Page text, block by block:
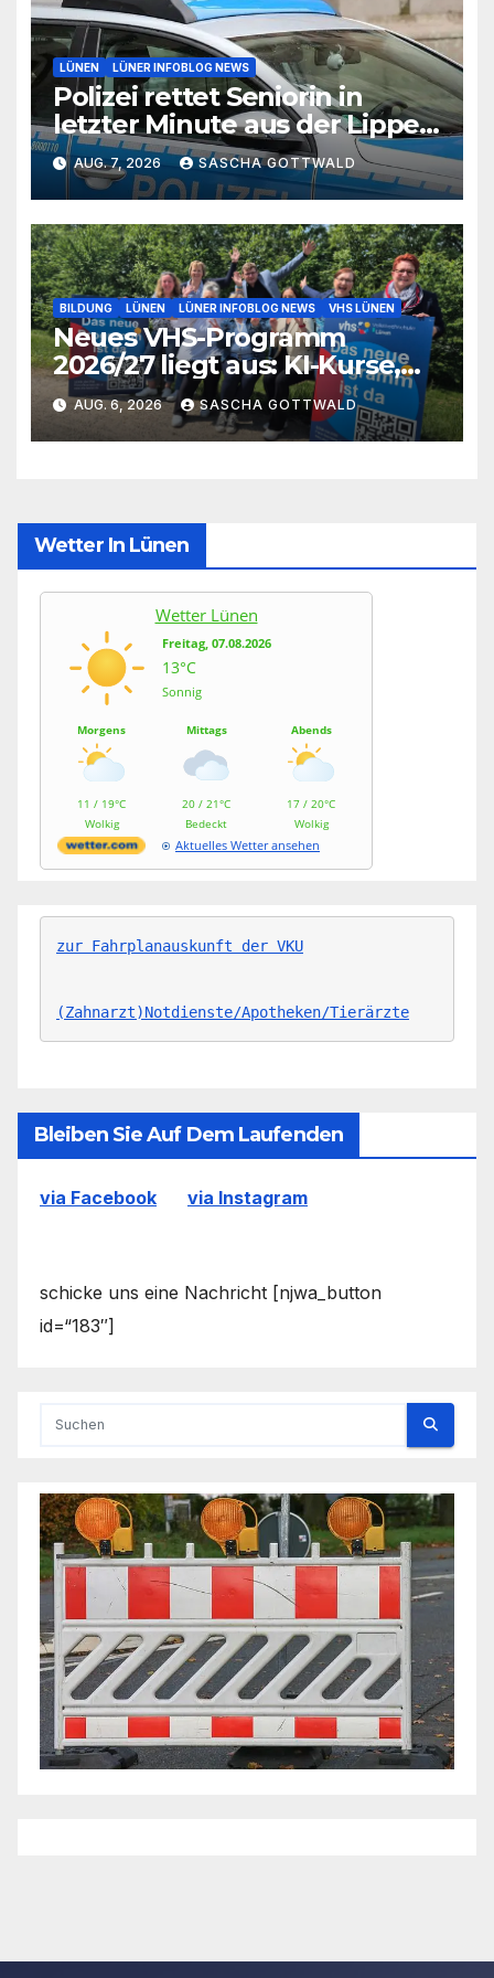
LÜNEN LÜNER INFOBLOG NEWS
Polizei rettet Seniorin in
letzter Minute aus der Lippe
bei Lünen
AUG. 7, 2026 SASCHA GOTTWALD
BILDUNG LÜNEN LÜNER INFOBLOG NEWS VHS LÜNEN
Neues VHS-Programm
2026/27 liegt aus: KI-Kurse,
IGA-Guides und neue
Formate
AUG. 6, 2026 SASCHA GOTTWALD
Wetter In Lünen
Wetter Lünen
Freitag, 07.08.2026
13°C
Sonnig
Morgens
11 / 19°C
Wolkig
Mittags
20 / 21°C
Bedeckt
Abends
17 / 20°C
Wolkig
Aktuelles Wetter ansehen
zur Fahrplanauskunft der VKU
(Zahnarzt)Notdienste/Apotheken/Tierärzte
Bleiben Sie Auf Dem Laufenden
via Facebook via Instagram
schicke uns eine Nachricht [njwa_button
id=“183″]